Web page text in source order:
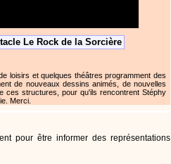
Le Rock de la Sorcière
loisirs et quelques théâtres programment des
de nouveaux dessins animés, de nouvelles
ces structures, pour qu'ils rencontrent Stéphy
Merci.
pour être informer des représentations